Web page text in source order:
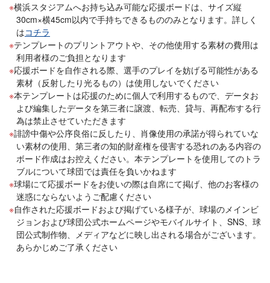
横浜スタジアムへお持ち込み可能な応援ボードは、サイズ縦
30cm×横45cm以内で手持ちできるもののみとなります。詳しく
はコチラ
テンプレートのプリントアウトや、その他使用する素材の費用は
利用者様のご負担となります
応援ボードを自作される際、選手のプレイを妨げる可能性がある
素材（反射したり光るもの）は使用しないでください
本テンプレートは応援のために個人で利用するもので、データお
よび編集したデータを第三者に譲渡、転売、貸与、再配布する行
為は禁止させていただきます
誹謗中傷や公序良俗に反したり、肖像使用の承諾が得られていな
い素材の使用、第三者の知的財産権を侵害する恐れのある内容の
ボード作成はお控えください。本テンプレートを使用してのトラ
ブルについて球団では責任を負いかねます
球場にて応援ボードをお使いの際は自席にて掲げ、他のお客様の
迷惑にならないようご配慮ください
自作された応援ボードおよび掲げている様子が、球場のメインビ
ジョンおよび球団公式ホームページやモバイルサイト、SNS、球
団公式制作物、メディアなどに映し出される場合がございます。
あらかじめご了承ください